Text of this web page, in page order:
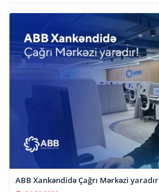
ABB Xankəndidə Çağrı Mərkəzi yaradır